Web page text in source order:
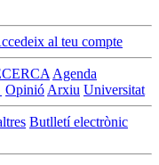
al teu compte
Agenda
Opinió Arxiu Universitat
Butlletí electrònic